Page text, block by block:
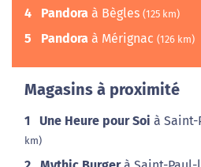
4 Pandora à Bègles (125 km)
5 Pandora à Mérignac (126 km)
Magasins à proximité
1 Une Heure pour Soi à Saint-
km)